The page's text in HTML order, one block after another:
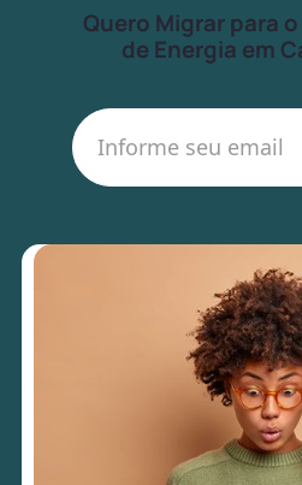
Quero Migrar para
de Energia em